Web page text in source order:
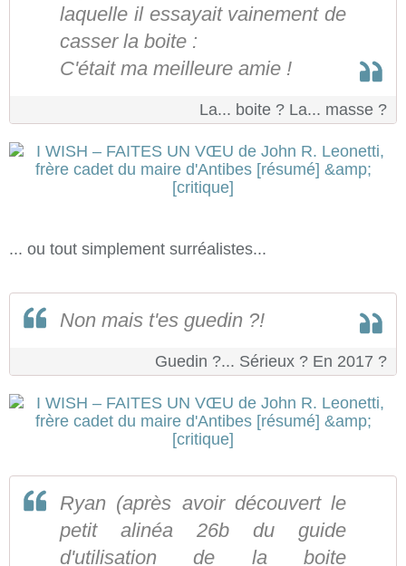
laquelle il essayait vainement de
casser la boite :
C'était ma meilleure amie !
La... boite ? La... masse ?
... ou tout simplement surréalistes...
Non mais t'es guedin ?!
Guedin ?... Sérieux ? En 2017 ?
Ryan (après avoir découvert le
petit alinéa 26b du guide
d'utilisation de la boite